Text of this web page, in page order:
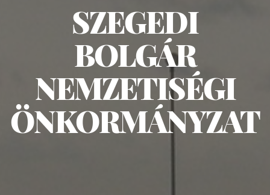
SZEGEDI
BOLGÁR
NEMZETISÉGI
ÖNKORMÁNYZAT